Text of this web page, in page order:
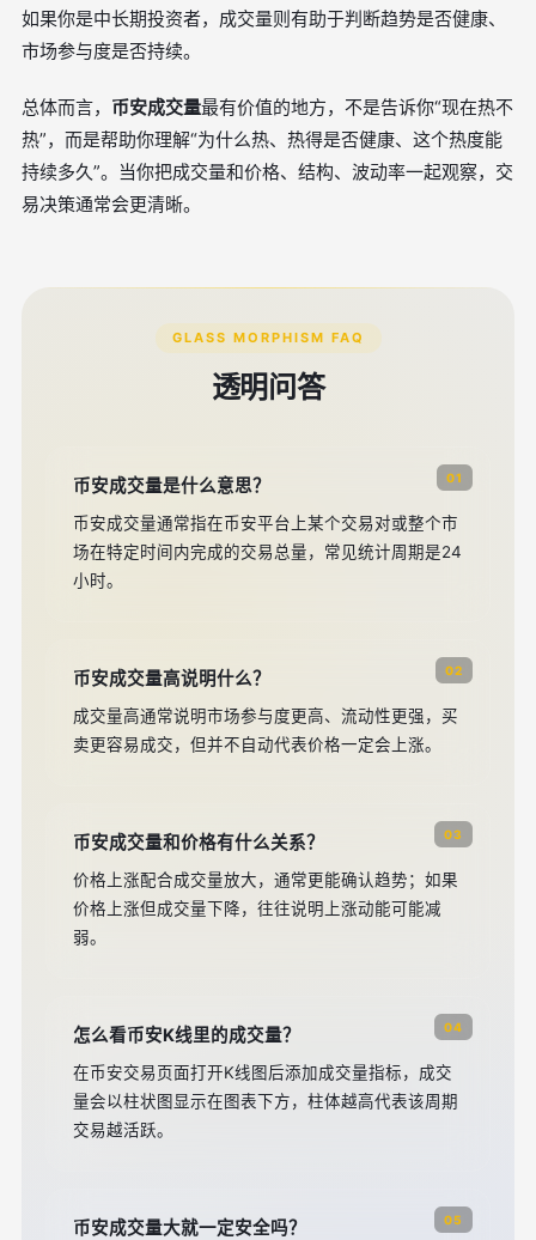
如果你是中长期投资者，成交量则有助于判断趋势是否健康、
市场参与度是否持续。
总体而言， 币安成交量最有价值的地方，不是告诉你“现在热不
热”，而是帮助你理解“为什么热、热得是否健康、这个热度能
持续多久”。当你把成交量和价格、结构、波动率一起观察，交
易决策通常会更清晰。
GLASS MORPHISM FAQ
透明问答
01
币安成交量是什么意思？
币安成交量通常指在币安平台上某个交易对或整个市
场在特定时间内完成的交易总量，常见统计周期是24
小时。
02
币安成交量高说明什么？
成交量高通常说明市场参与度更高、流动性更强，买
卖更容易成交，但并不自动代表价格一定会上涨。
03
币安成交量和价格有什么关系？
价格上涨配合成交量放大，通常更能确认趋势；如果
价格上涨但成交量下降，往往说明上涨动能可能减
弱。
04
怎么看币安K线里的成交量？
在币安交易页面打开K线图后添加成交量指标，成交
量会以柱状图显示在图表下方，柱体越高代表该周期
交易越活跃。
05
币安成交量大就一定安全吗？